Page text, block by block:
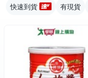
快速到貨 有現貨